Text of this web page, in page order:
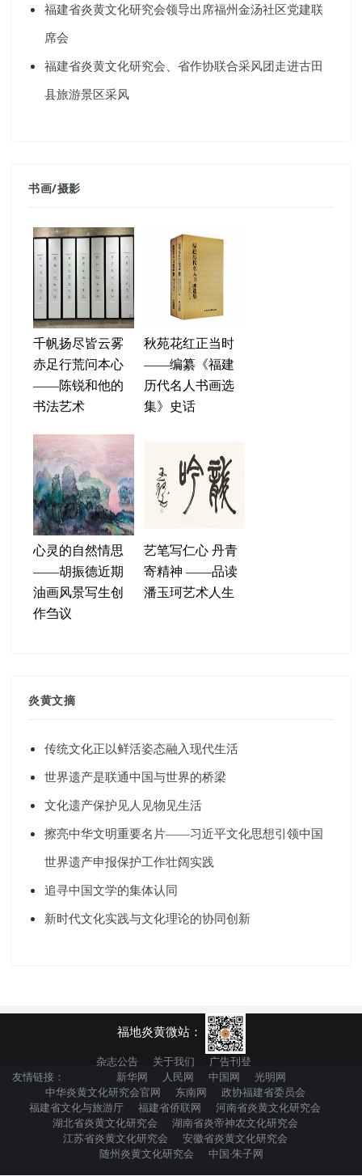
福建省炎黄文化研究会领导出席福州金汤社区党建联
席会
福建省炎黄文化研究会、省作协联合采风团走进古田
县旅游景区采风
书画/摄影
千帆扬尽皆云雾
赤足行荒问本心
——陈锐和他的
书法艺术
秋苑花红正当时
——编纂《福建
历代名人书画选
集》史话
心灵的自然情思
——胡振德近期
油画风景写生创
作刍议
艺笔写仁心 丹青
寄精神 ——品读
潘玉珂艺术人生
炎黄文摘
传统文化正以鲜活姿态融入现代生活
世界遗产是联通中国与世界的桥梁
文化遗产保护见人见物见生活
擦亮中华文明重要名片——习近平文化思想引领中国
世界遗产申报保护工作壮阔实践
追寻中国文学的集体认同
新时代文化实践与文化理论的协同创新
福地炎黄微站：
杂志公告 关于我们
广告刊登
友情链接：
新华网 人民网 中国网
光明网
中华炎黄文化研究会官网
东南网
政协福建省委员会
福建省文化与旅游厅
福建省侨联网
河南省炎黄文化研究会
湖北省炎黄文化研究会
湖南省炎帝神农文化研究会
江苏省炎黄文化研究会
安徽省炎黄文化研究会
随州炎黄文化研究会
中国·朱子网